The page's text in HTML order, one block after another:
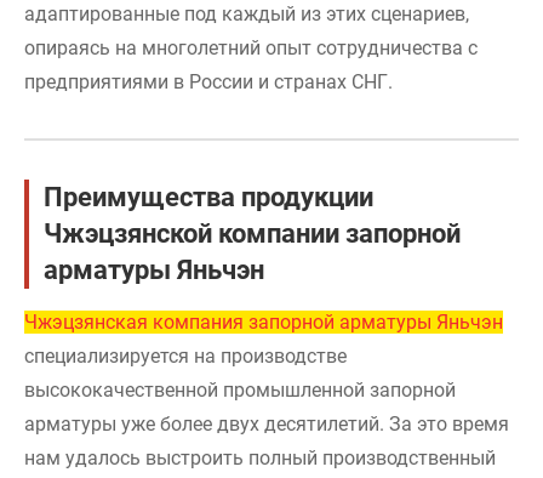
адаптированные под каждый из этих сценариев,
опираясь на многолетний опыт сотрудничества с
предприятиями в России и странах СНГ.
Преимущества продукции
Чжэцзянской компании запорной
арматуры Яньчэн
Чжэцзянская компания запорной арматуры Яньчэн
специализируется на производстве
высококачественной промышленной запорной
арматуры уже более двух десятилетий. За это время
нам удалось выстроить полный производственный